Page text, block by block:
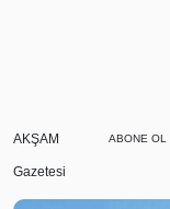
AKŞAM
Gazetesi
ABONE OL